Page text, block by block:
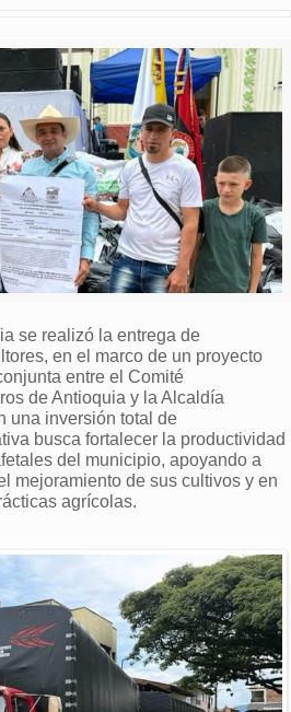
se realizó la entrega de
en el marco de un proyecto
entre el Comité
de Antioquia y la Alcaldía
una inversión total de
busca fortalecer la productividad
del municipio, apoyando a
mejoramiento de sus cultivos y en
agrícolas.